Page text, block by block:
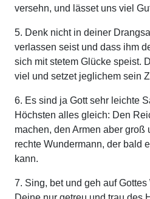
versehn, und lässet uns viel
5. Denk nicht in deiner
verlassen seist und dass ihm
sich mit stetem Glücke speist.
viel und setzet jeglichem sein
6. Es sind ja Gott sehr leichte
Höchsten alles gleich: Den
machen, den Armen aber groß
rechte Wundermann, der bald
kann.
7. Sing, bet und geh auf